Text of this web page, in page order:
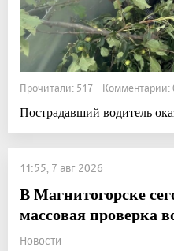
Прочитали: 517 Комментарии:
Пострадавший водитель
11:55, 7 авг 2026
В Магнитогорске
массовая проверка
Новости